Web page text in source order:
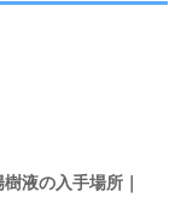
液の入手場所｜